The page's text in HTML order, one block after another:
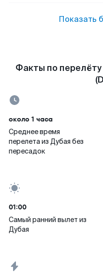
Показать
Факты по
около 1 часа
Среднее время
перелета из Дубая без
пересадок
01:00
Самый ранний вылет из
Дубая